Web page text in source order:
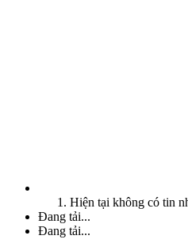
Hiện tại không có tin
Đang tải...
Đang tải...